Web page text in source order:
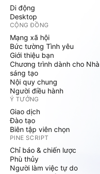
Di động
Desktop
CỘNG ĐỒNG
Mạng xã hội
Bức tường Tình yêu
Giới thiệu bạn
Chương trình dành cho Nhà
sáng tạo
Nội quy chung
Người điều hành
Ý TƯỞNG
Giao dịch
Đào tạo
Biên tập viên chọn
PINE SCRIPT
Chỉ báo & chiến lược
Phù thủy
Người làm việc tự do